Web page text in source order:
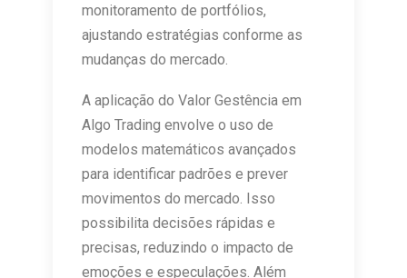
monitoramento de portfólios,
ajustando estratégias conforme as
mudanças do mercado.
A aplicação do Valor Gestência em
Algo Trading envolve o uso de
modelos matemáticos avançados
para identificar padrões e prever
movimentos do mercado. Isso
possibilita decisões rápidas e
precisas, reduzindo o impacto de
emoções e especulações. Além